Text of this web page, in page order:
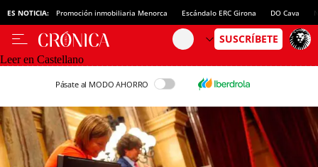
ES NOTICIA: Promoción inmobiliaria Menorca Escándalo ERC Girona DO Cava
Leer en Castellano
Pásate al MODO AHORRO